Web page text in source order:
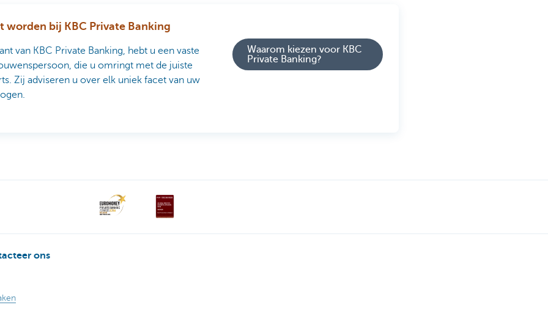
worden bij KBC Private Banking
van KBC Private Banking, hebt u een vaste
die u omringt met de juiste
Zij adviseren u over elk uniek facet van uw
Waarom kiezen voor KBC
Private Banking?
ons